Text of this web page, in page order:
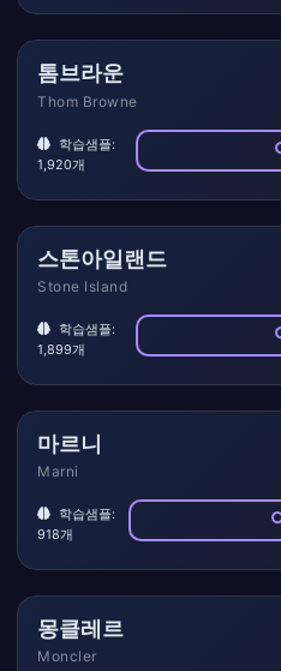
톰브라운
Thom Browne
학습샘플:
1,920개
스톤아일랜드
Stone Island
학습샘플:
1,899개
마르니
Marni
학습샘플:
918개
몽클레르
Moncler